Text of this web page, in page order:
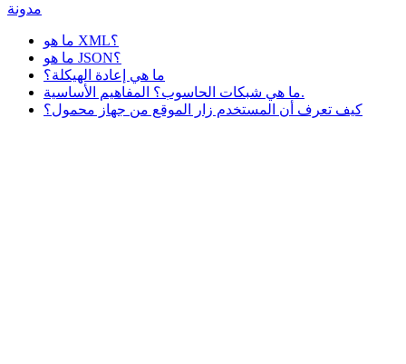
مدونة
ما هو XML؟
ما هو JSON؟
ما هي إعادة الهيكلة؟
ما هي شبكات الحاسوب؟ المفاهيم الأساسية.
كيف تعرف أن المستخدم زار الموقع من جهاز محمول؟